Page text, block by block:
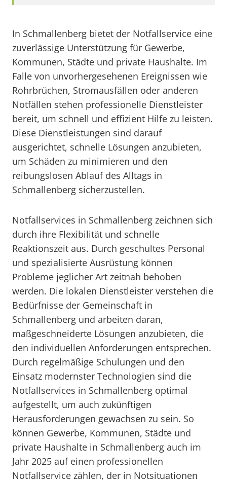
In Schmallenberg bietet der Notfallservice eine
zuverlässige Unterstützung für Gewerbe,
Kommunen, Städte und private Haushalte. Im
Falle von unvorhergesehenen Ereignissen wie
Rohrbrüchen, Stromausfällen oder anderen
Notfällen stehen professionelle Dienstleister
bereit, um schnell und effizient Hilfe zu leisten.
Diese Dienstleistungen sind darauf
ausgerichtet, schnelle Lösungen anzubieten,
um Schäden zu minimieren und den
reibungslosen Ablauf des Alltags in
Schmallenberg sicherzustellen.
Notfallservices in Schmallenberg zeichnen sich
durch ihre Flexibilität und schnelle
Reaktionszeit aus. Durch geschultes Personal
und spezialisierte Ausrüstung können
Probleme jeglicher Art zeitnah behoben
werden. Die lokalen Dienstleister verstehen die
Bedürfnisse der Gemeinschaft in
Schmallenberg und arbeiten daran,
maßgeschneiderte Lösungen anzubieten, die
den individuellen Anforderungen entsprechen.
Durch regelmäßige Schulungen und den
Einsatz modernster Technologien sind die
Notfallservices in Schmallenberg optimal
aufgestellt, um auch zukünftigen
Herausforderungen gewachsen zu sein. So
können Gewerbe, Kommunen, Städte und
private Haushalte in Schmallenberg auch im
Jahr 2025 auf einen professionellen
Notfallservice zählen, der in Notsituationen